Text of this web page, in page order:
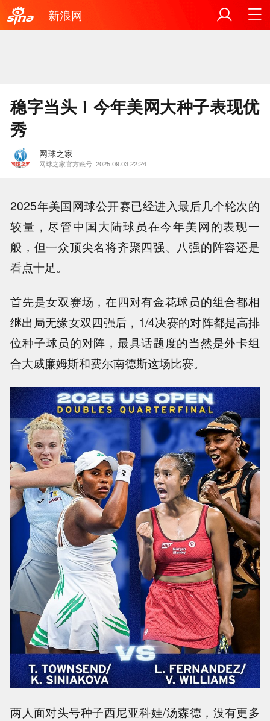
新浪网
稳字当头！今年美网大种子表现优
秀
网球之家
网球之家官方账号 2025.09.03 22:24
2025年美国网球公开赛已经进入最后几个轮次的
较量，尽管中国大陆球员在今年美网的表现一
般，但一众顶尖名将齐聚四强、八强的阵容还是
看点十足。
首先是女双赛场，在四对有金花球员的组合都相
继出局无缘女双四强后，1/4决赛的对阵都是高排
位种子球员的对阵，最具话题度的当然是外卡组
合大威廉姆斯和费尔南德斯这场比赛。
两人面对头号种子西尼亚科娃/汤森德，没有更多